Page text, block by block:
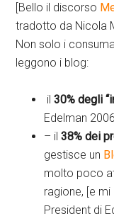
[Bello il discorso
tradotto da Nicola
Non solo i
leggono i blog:
il30% degli
Edelman 2006]
– il38% dei
gestisce un
molto poco
ragione, [e
President di